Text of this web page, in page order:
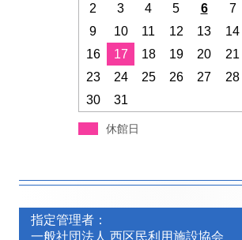
2
3 4 5 6 7
9
10 11 12 13 14
16
17 18 19 20 21
23
24 25 26 27 28
30
31
休館日
ッ
ッ指定管理者：
一般社団法人 西区民利用施設協会